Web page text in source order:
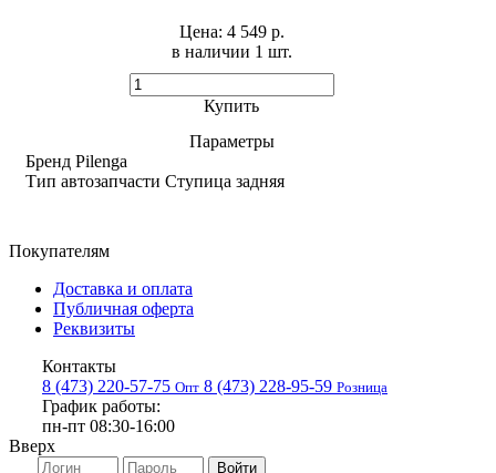
в наличии 1 шт. ​
Цена: 4 549 р.
Купить
Параметры
Бренд Pilenga
Тип автозапчасти Ступица задняя
Покупателям
Доставка и оплата
Публичная оферта
Реквизиты
Контакты
8 (473) 220-57-75 Опт 8 (473) 228-95-59 Розница
График работы:
пн-пт 08:30-16:00
Вверх
Войти